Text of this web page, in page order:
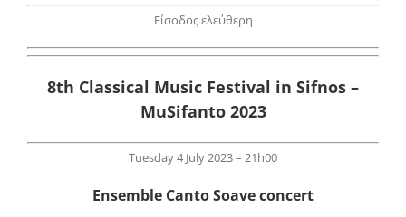
Είσοδος ελεύθερη
8th Classical Music Festival in Sifnos –
MuSifanto 2023
Tuesday 4 July 2023 – 21h00
Ensemble Canto Soave concert